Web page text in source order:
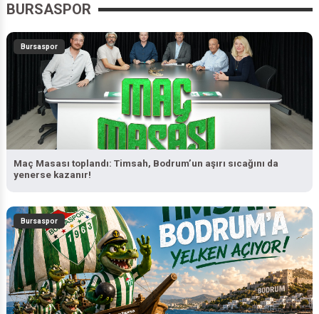
BURSASPOR
Bursaspor
Maç Masası toplandı: Timsah, Bodrum’un aşırı sıcağını da
yenerse kazanır!
Bursaspor